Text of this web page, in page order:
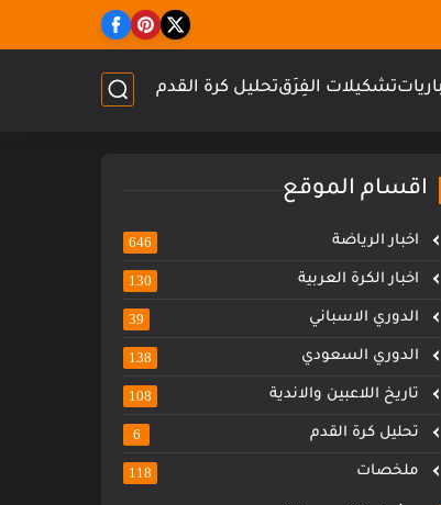
تشكيلات الفِرَقتحليل كرة القدم
اقسام الموقع
اخبار الرياضة 646
اخبار الكرة العربية 130
الدوري الاسباني 39
الدوري السعودي 138
تاريخ اللاعبين والاندية 108
تحليل كرة القدم 6
ملخصات 118